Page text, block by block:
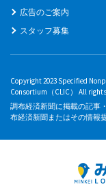
広告のご案内
スタッフ募集
Copyright 2023 Specified
Consortium（CLIC） All
調布経済新聞に掲載の記事
布経済新聞またはその情報